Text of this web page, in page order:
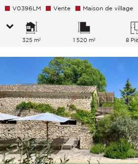
V0396LM Vente Maison de village
325 m² 1 520 m² 8